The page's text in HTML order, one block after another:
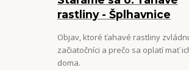
rastliny - Šplhavnice
Objav, ktoré ťahavé rastliny
začiatočníci a prečo sa oplatí mať
doma.